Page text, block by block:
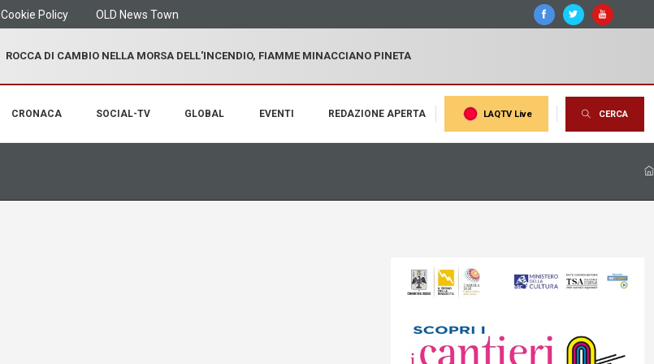
Cookie Policy OLD News Town
ROCCA DI CAMBIO NELLA MORSA DELL'INCENDIO, FIAMME MINACCIANO PINETA
CRONACA SOCIAL-TV GLOBAL EVENTI REDAZIONE APERTA LAQTV Live CERCA